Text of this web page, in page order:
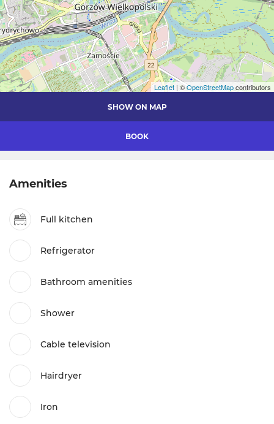
Leaflet | ©OpenStreetMapcontributors
SHOW ON MAP
BOOK
Amenities
Full kitchen
Refrigerator
Bathroom amenities
Shower
Cable television
Hairdryer
Iron